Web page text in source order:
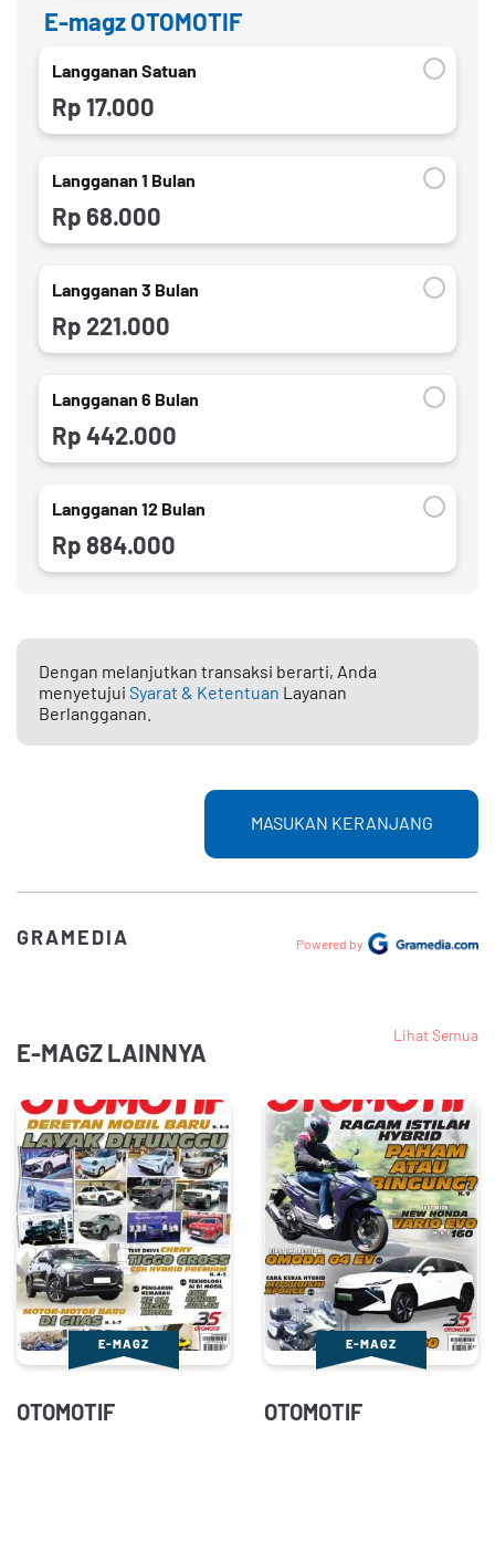
E-magz OTOMOTIF
Langganan Satuan
Rp 17.000
Langganan 1 Bulan
Rp 68.000
Langganan 3 Bulan
Rp 221.000
Langganan 6 Bulan
Rp 442.000
Langganan 12 Bulan
Rp 884.000
Dengan melanjutkan transaksi berarti, Anda
menyetujui Syarat & Ketentuan Layanan
Berlangganan.
MASUKAN KERANJANG
GRAMEDIA Powered by
E-MAGZ LAINNYA
Lihat Semua
E-MAGZ
OTOMOTIF
E-MAGZ
OTOMOTIF